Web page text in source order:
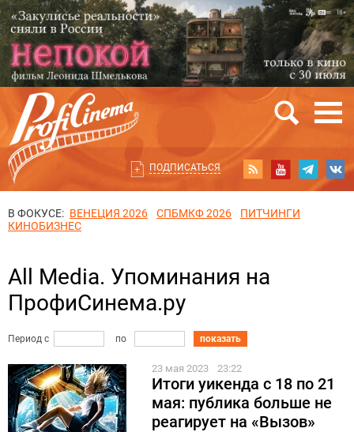
ПОДПИСАТЬСЯ
В ФОКУСЕ: ВЕНЕЦИЯ 2026 СПБМКФ 2026
ПИТЧИНГИ
КИНОБИЗНЕС
All Media. Упоминания на
ПрофиСинема.ру
Период с по показать
23 мая 2023 23:22
Итоги уикенда с 18 по 21
мая: публика больше не
реагирует на «Вызов»